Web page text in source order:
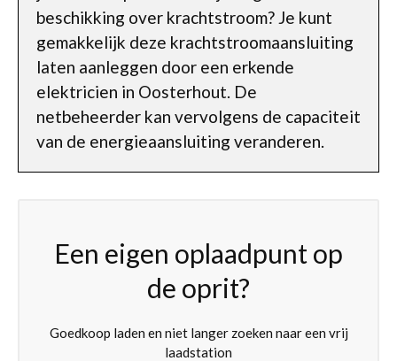
beschikking over krachtstroom? Je kunt
gemakkelijk deze krachtstroomaansluiting
laten aanleggen door een erkende
elektricien in Oosterhout. De
netbeheerder kan vervolgens de capaciteit
van de energieaansluiting veranderen.
Een eigen oplaadpunt op
de oprit?
Goedkoop laden en niet langer zoeken naar een vrij
laadstation